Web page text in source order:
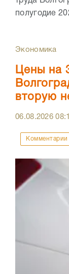
полугодие
Экономика
Цены на
вторую
06.08.2026
Комментарии